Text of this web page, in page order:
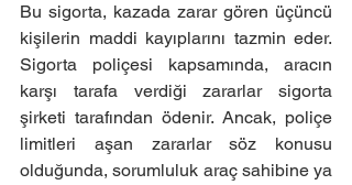
Bu sigorta, kazada zarar gören üçüncü
kişilerin maddi kayıplarını tazmin eder.
Sigorta poliçesi kapsamında, aracın
karşı tarafa verdiği zararlar sigorta
şirketi tarafından ödenir. Ancak, poliçe
limitleri aşan zararlar söz konusu
olduğunda, sorumluluk araç sahibine ya